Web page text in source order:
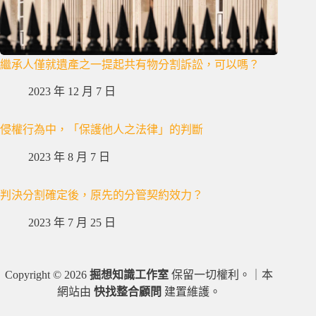
繼承人僅就遺產之一提起共有物分割訴訟，可以嗎？
2023 年 12 月 7 日
侵權行為中，「保護他人之法律」的判斷
2023 年 8 月 7 日
判決分割確定後，原先的分管契約效力？
2023 年 7 月 25 日
Copyright © 2026掘想知識工作室 保留一切權利。｜本
網站由快找整合顧問 建置維護。